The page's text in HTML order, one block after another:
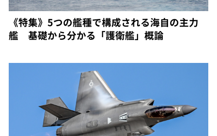
《特集》5つの艦種で構成される海自の主力
艦 基礎から分かる「護衛艦」概論